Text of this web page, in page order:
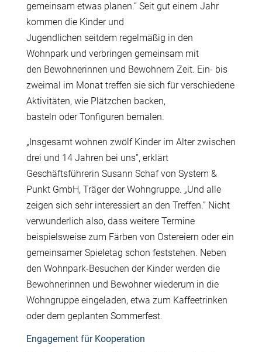
gemeinsam etwas planen.“ Seit gut einem Jahr
kommen die Kinder und
Jugendlichen seitdem regelmäßig in den
Wohnpark und verbringen gemeinsam mit
den Bewohnerinnen und Bewohnern Zeit. Ein- bis
zweimal im Monat treffen sie sich für verschiedene
Aktivitäten, wie Plätzchen backen,
basteln oder Tonfiguren bemalen.
„Insgesamt wohnen zwölf Kinder im Alter zwischen
drei und 14 Jahren bei uns”, erklärt
Geschäftsführerin Susann Schaf von System &
Punkt GmbH, Träger der Wohngruppe. „Und alle
zeigen sich sehr interessiert an den Treffen.” Nicht
verwunderlich also, dass weitere Termine
beispielsweise zum Färben von Ostereiern oder ein
gemeinsamer Spieletag schon feststehen. Neben
den Wohnpark-Besuchen der Kinder werden die
Bewohnerinnen und Bewohner wiederum in die
Wohngruppe eingeladen, etwa zum Kaffeetrinken
oder dem geplanten Sommerfest.
Engagement für Kooperation